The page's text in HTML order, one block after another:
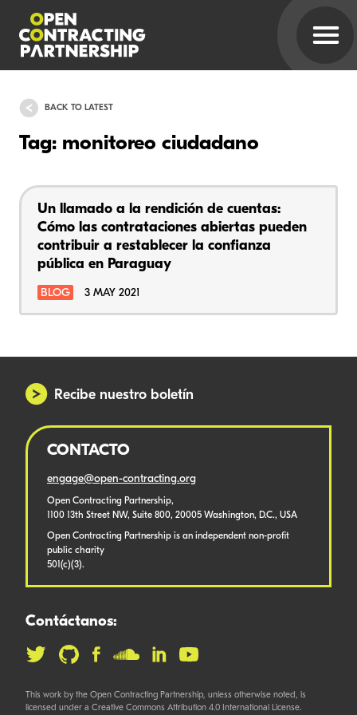
BACK TO LATEST
Tag: monitoreo ciudadano
Un llamado a la rendición de cuentas:
Cómo las contrataciones abiertas pueden
contribuir a restablecer la confianza
pública en Paraguay
BLOG 3 MAY 2021
Recibe nuestro boletín
CONTACTO
engage@open-contracting.org
Open Contracting Partnership,
1100 13th Street NW, Suite 800, 20005 Washington, D.C., USA
Open Contracting Partnership is an independent non-profit
public charity
501(c)(3).
Contáctanos:
This work by the Open Contracting Partnership, unless otherwise noted, is
licensed under a Creative Commons Attribution 4.0 International License.